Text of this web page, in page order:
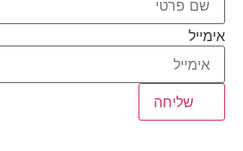
אימייל
שליחה